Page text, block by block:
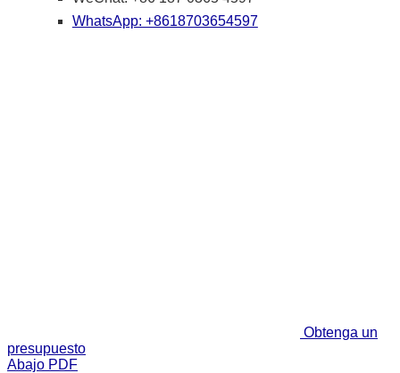
WhatsApp: +8618703654597
Obtenga un
presupuesto
Abajo PDF